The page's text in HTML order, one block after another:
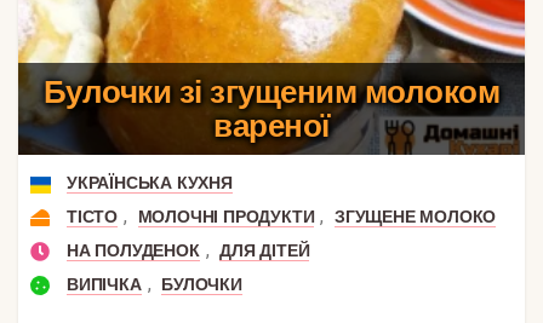
Булочки зі згущеним молоком
вареної
УКРАЇНСЬКА КУХНЯ
ТІСТО , МОЛОЧНІ ПРОДУКТИ ,
ЗГУЩЕНЕ МОЛОКО
НА ПОЛУДЕНОК , ДЛЯ ДІТЕЙ
ВИПІЧКА , БУЛОЧКИ